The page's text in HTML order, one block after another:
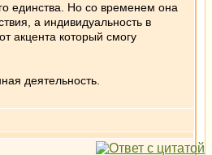
единства. Но со временем она
а индивидуальность в
акцента который смогу
деятельность.